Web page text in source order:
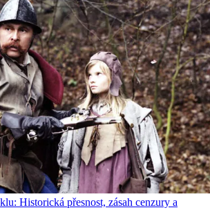
Historická přesnost, zásah cenzury a